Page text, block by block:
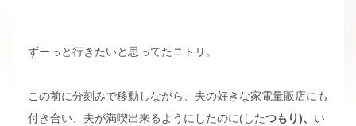
ずーっと行きたいと思ってたニトリ。
この前に分刻みで移動しながら、夫の好きな家電量販店にも
付き合い、夫が満喫出来るようにしたのに(したつもり)、 い